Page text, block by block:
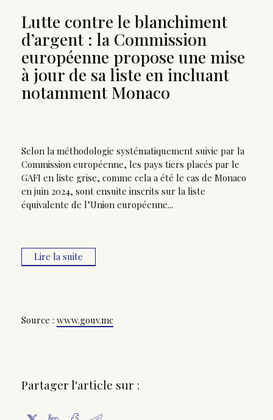
Lutte contre le blanchiment
d’argent : la Commission
européenne propose une mise
à jour de sa liste en incluant
notamment Monaco
Source : www.gouv.mc
Selon la méthodologie systématiquement suivie par la
Commission européenne, les pays tiers placés par le
GAFI en liste grise, comme cela a été le cas de Monaco
en juin 2024, sont ensuite inscrits sur la liste
équivalente de l’Union européenne...
Lire la suite